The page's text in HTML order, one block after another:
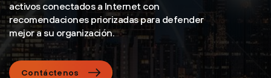
activos conectados a Internet con
recomendaciones priorizadas para defender
mejor a su organización.
Contáctenos